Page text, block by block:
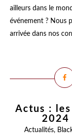
ailleurs dans le
événement ? Nous
arrivée dans nos
Actus :
2024
Actualités,